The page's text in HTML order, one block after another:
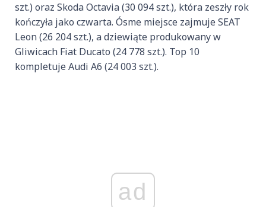
szt.) oraz Skoda Octavia (30 094 szt.), która zeszły rok
kończyła jako czwarta. Ósme miejsce zajmuje SEAT
Leon (26 204 szt.), a dziewiąte produkowany w
Gliwicach Fiat Ducato (24 778 szt.). Top 10
kompletuje Audi A6 (24 003 szt.).
ad